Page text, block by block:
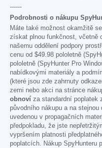
------
Podrobnosti o nákupu
Máte také možnost okamžitě
získat plnou funkčnost, včetně
našemu oddělení podpory
cenu od $49.98 pololetně
pololetně (SpyHunter Pro
nabídkovými materiály a
(které jsou zde zahrnuty
zemi nebo akci na stránce
obnoví za standardní poplatek
původního nákupu a na stejnou
uvedenou v propagačních
předpokladu, že jste
vypršením platnosti
poplatcích. Nákup SpyHunteru